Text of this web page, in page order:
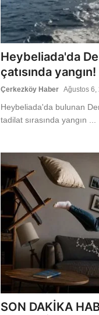
Heybeliada'da
çatısında
Çerkezköy Haber Ağustos 6,
Heybeliada'da bulunan
tadilat sırasında yangın ...
SON DAKİKA